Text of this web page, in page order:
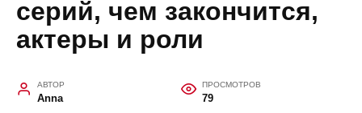
серий, чем закончится,
актеры и роли
АВТОР
Anna
ПРОСМОТРОВ
79